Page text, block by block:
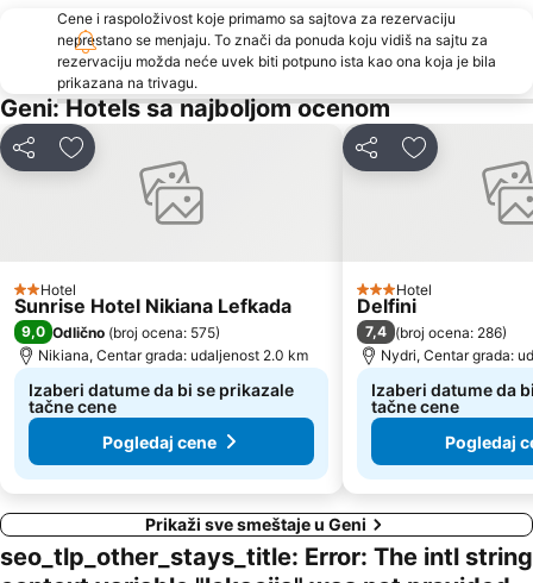
Cene i raspoloživost koje primamo sa sajtova za rezervaciju
neprestano se menjaju. To znači da ponuda koju vidiš na sajtu za
rezervaciju možda neće uvek biti potpuno ista kao ona koja je bila
prikazana na trivagu.
Geni: Hotels sa najboljom ocenom
Deli Dodati u favorite
2 Zvezdice
Hotel
Sunrise Hotel Nikiana Lefkada
9,0 Odlično (broj ocena: 575)
Nikiana, Centar grada: udaljenost 2.0 km
Izaberi datume da bi se prikazale
tačne cene
Pogledaj cene
Deli Dodati u
3 Zvezdice
Hotel
Delfini
7,4 (broj ocena: 286)
Nydri, Centar grada:
Izaberi datume da
tačne cene
Pogledaj
Prikaži sve smeštaje u Geni
seo_tlp_other_stays_title: Error: The intl string